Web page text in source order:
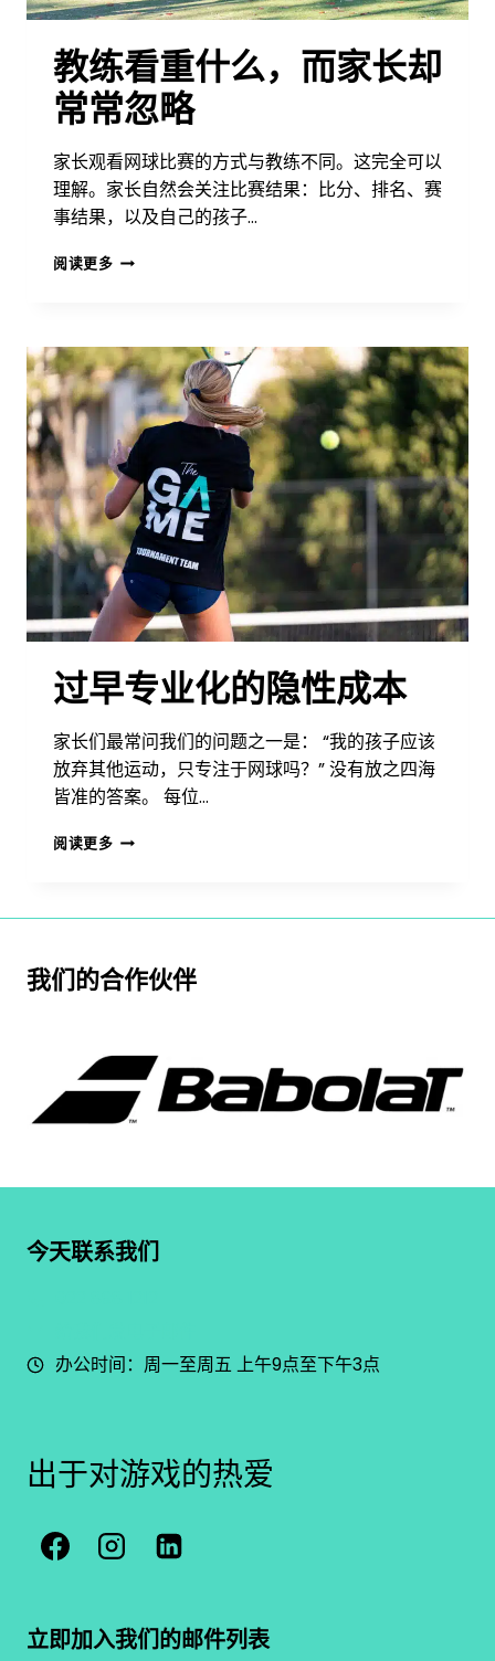
教练看重什么，而家长却
常常忽略
家长观看网球比赛的方式与教练不同。这完全可以
理解。家长自然会关注比赛结果：比分、排名、赛
事结果，以及自己的孩子…
阅读更多 教
什
么，
而
家
长
却
常
常
忽
略
过早专业化的隐性成本
家长们最常问我们的问题之一是： “我的孩子应该
放弃其他运动，只专注于网球吗？” 没有放之四海
皆准的答案。 每位…
阅读更多 过
隐
性
我们的合作伙伴
今天联系我们
办公时间：周一至周五 上午9点至下午3点
出于对游戏的热爱
立即加入我们的邮件列表